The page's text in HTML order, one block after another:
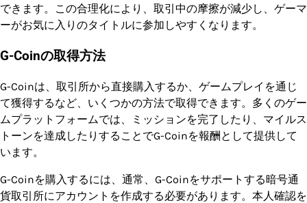
できます。この合理化により、取引中の摩擦が減少し、ゲーマ
ーがお気に入りのタイトルに参加しやすくなります。
G-Coinの取得方法
G-Coinは、取引所から直接購入するか、ゲームプレイを通じ
て獲得するなど、いくつかの方法で取得できます。多くのゲー
ムプラットフォームでは、ミッションを完了したり、マイルス
トーンを達成したりすることでG-Coinを報酬として提供して
います。
G-Coinを購入するには、通常、G-Coinをサポートする暗号通
貨取引所にアカウントを作成する必要があります。本人確認を